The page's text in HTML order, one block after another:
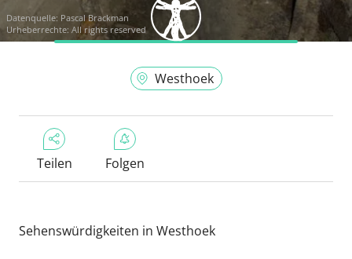
Datenquelle: Pascal Brackman
Urheberrechte: All rights reserved
Westhoek
Teilen Folgen
Sehenswürdigkeiten in Westhoek